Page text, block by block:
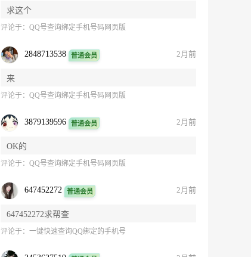
求这个
评论于：QQ号查询绑定手机号码网页版
2848713538 普通会员 2月前
来
评论于：QQ号查询绑定手机号码网页版
3879139596 普通会员 2月前
OK的
评论于：QQ号查询绑定手机号码网页版
647452272 普通会员 2月前
647452272求帮查
评论于：一键快速查询QQ绑定的手机号